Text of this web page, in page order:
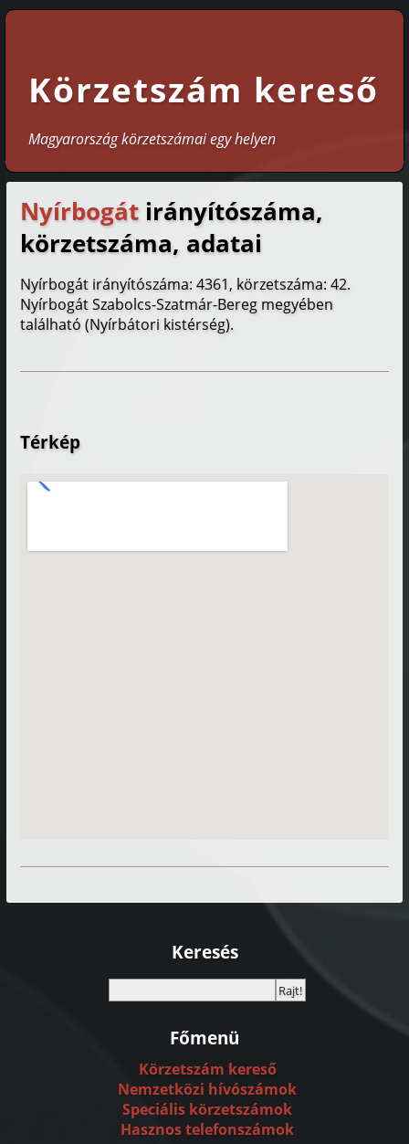
Körzetszám kereső
Magyarország körzetszámai egy helyen
Nyírbogát irányítószáma,
körzetszáma, adatai
Nyírbogát irányítószáma: 4361, körzetszáma: 42.
Nyírbogát Szabolcs-Szatmár-Bereg megyében
található (Nyírbátori kistérség).
Térkép
Keresés
Főmenü
Körzetszám kereső
Nemzetközi hívószámok
Speciális körzetszámok
Hasznos telefonszámok